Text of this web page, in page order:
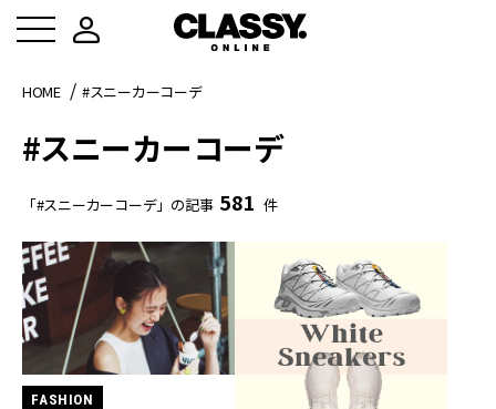
HOME #スニーカーコーデ
#スニーカーコーデ
「#スニーカーコーデ」の記事 581 件
FASHION